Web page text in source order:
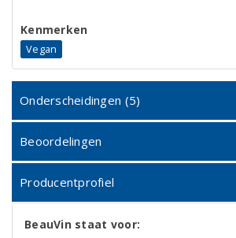
Kenmerken
Vegan
Onderscheidingen (5)
Beoordelingen
Producentprofiel
BeauVin staat voor: